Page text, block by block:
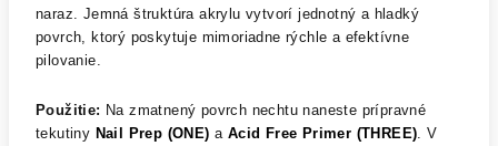
naraz. Jemná štruktúra akrylu vytvorí jednotný a hladký
povrch, ktorý poskytuje mimoriadne rýchle a efektívne
pilovanie.
Použitie: Na zmatnený povrch nechtu naneste prípravné
tekutiny Nail Prep (ONE) a Acid Free Primer (THREE) . V